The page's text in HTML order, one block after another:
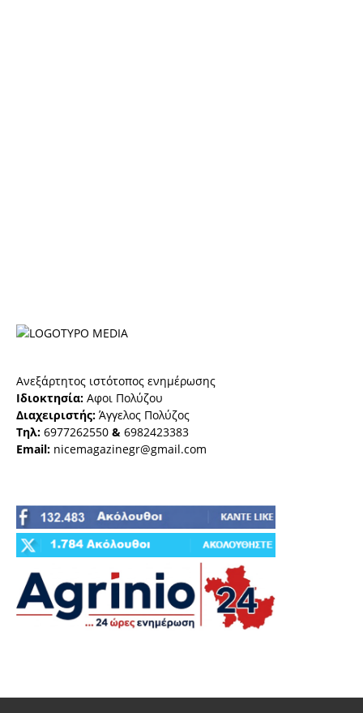
Ανεξάρτητος ιστότοπος ενημέρωσης
Ιδιοκτησία: Αφοι Πολύζου
Διαχειριστής: Άγγελος Πολύζος
Τηλ: 6977262550 & 6982423383
Email: nicemagazinegr@gmail.com